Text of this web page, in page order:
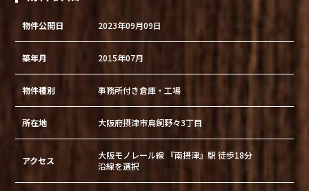
物件公開日 2023年09月09日
築年月 2015年07月
物件種別 事務所付き倉庫・工場
所在地 大阪府摂津市鳥飼野々3丁目
アクセス
大阪モノレール線 『南摂津』駅 徒歩18分
沿線を選択